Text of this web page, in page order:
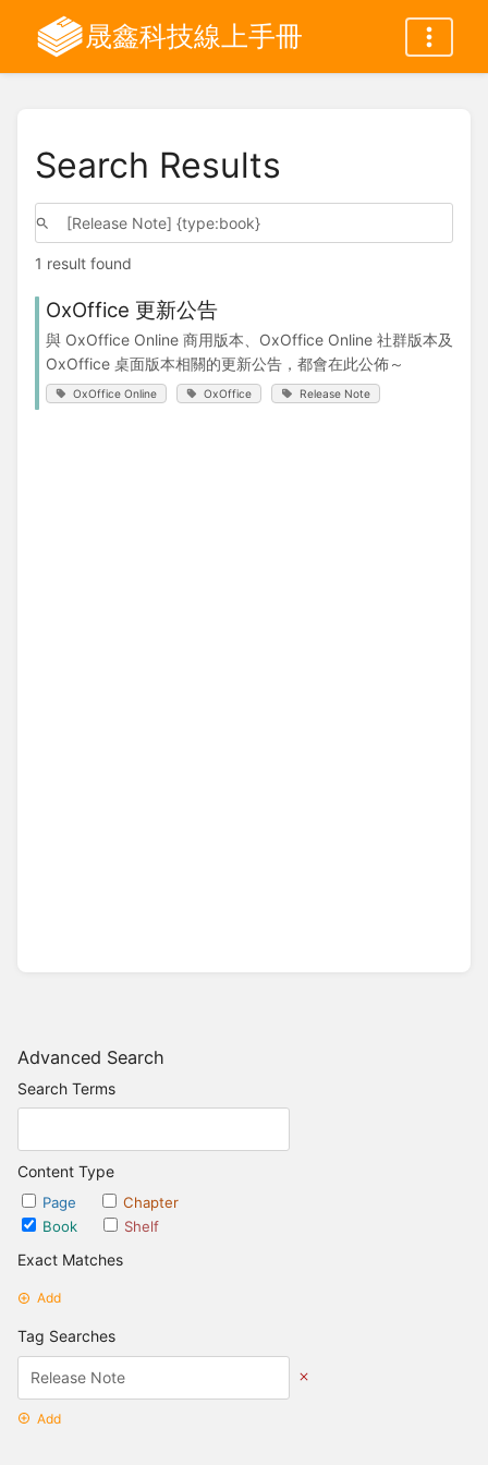
晟鑫科技線上手冊
Advanced Search
Search Terms
Content Type
Page
Chapter
Book
Shelf
Exact Matches
Add
Tag Searches
Add
Search Results
1 result found
OxOffice 更新公告
與 OxOffice Online 商用版本、OxOffice Online 社群版本及
OxOffice 桌面版本相關的更新公告，都會在此公佈～
OxOffice Online OxOffice Release Note